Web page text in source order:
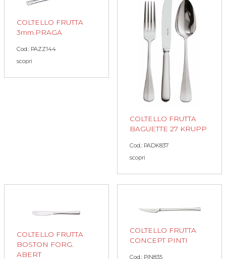
COLTELLO FRUTTA
3mm.PRAGA
Cod.: PAZZ144
scopri
COLTELLO FRUTTA
BAGUETTE 27 KRUPP
Cod.: PADK837
scopri
COLTELLO FRUTTA
BOSTON FORG.
ABERT
COLTELLO FRUTTA
CONCEPT PINTI
Cod.: PIN835